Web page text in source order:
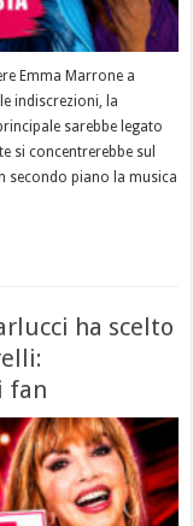
Emma Marrone a
indiscrezioni, la
sarebbe legato
si concentrerebbe sul
secondo piano la musica
ha scelto
fan